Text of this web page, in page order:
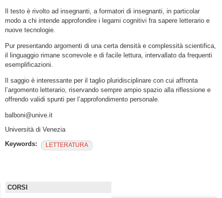
Il testo è rivolto ad insegnanti, a formatori di insegnanti, in particolar
modo a chi intende approfondire i legami cognitivi fra sapere letterario e
nuove tecnologie.
Pur presentando argomenti di una certa densità e complessità scientifica,
il linguaggio rimane scorrevole e di facile lettura, intervallato da frequenti
esemplificazioni.
Il saggio è interessante per il taglio pluridisciplinare con cui affronta
l’argomento letterario, riservando sempre ampio spazio alla riflessione e
offrendo validi spunti per l’approfondimento personale.
balboni@unive.it
Università di Venezia
Keywords:
LETTERATURA
CORSI